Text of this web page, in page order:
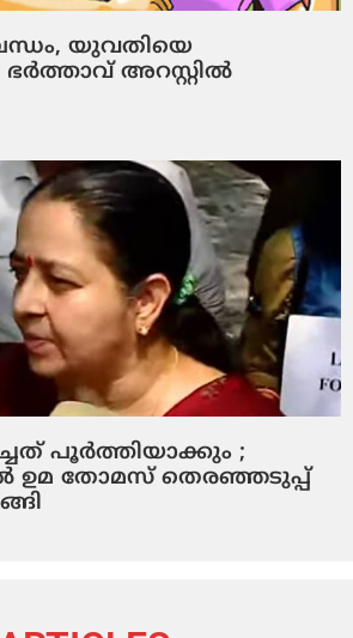
യുവതിയെ
ഭര്‍ത്താവ് അറസ്റ്റില്‍
പൂര്‍ത്തിയാക്കും ;
ഉമ തോമസ് തെരഞ്ഞടുപ്പ്